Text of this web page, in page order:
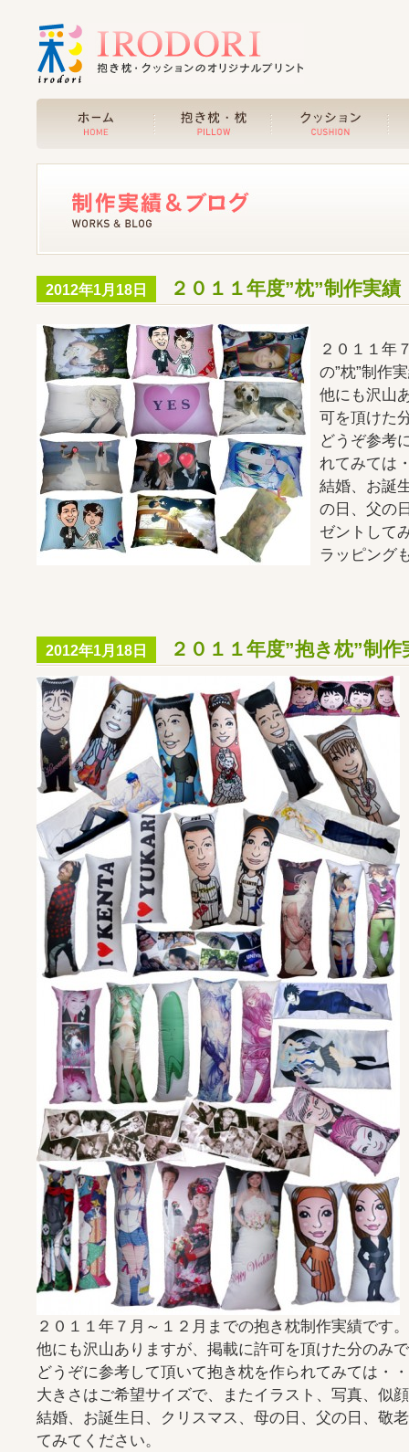
2012年1月18日 ２０１１年度”枕”制作実績
２０１１年
の”枕”制作
他にも沢山
可を頂けた
どうぞ参考
れてみては
結婚、お誕
の日、父の
ゼントして
ラッピング
2012年1月18日 ２０１１年度”抱き枕”制作
２０１１年７月～１２月までの抱き枕制作実績です。
他にも沢山ありますが、掲載に許可を頂けた分のみ
どうぞに参考して頂いて抱き枕を作られてみては・
大きさはご希望サイズで、またイラスト、写真、似
結婚、お誕生日、クリスマス、母の日、父の日、敬
てみてください。